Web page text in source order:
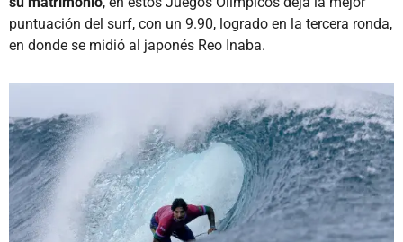
puntuación del surf, con un 9.90, logrado en la tercera ronda,
en donde se midió al japonés Reo Inaba.